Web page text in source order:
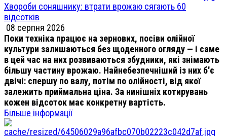
Хвороби соняшнику: втрати врожаю сягають 60
відсотків
08 серпня 2026
Поки техніка працює на зернових, посіви олійної
культури залишаються без щоденного огляду — і саме
в цей час на них розвиваються збудники, які знімають
більшу частину врожаю. Найнебезпечніший із них б'є
двічі: спершу по валу, потім по олійності, від якої
залежить приймальна ціна. За нинішніх котирувань
кожен відсоток має конкретну вартість.
Більше інформації